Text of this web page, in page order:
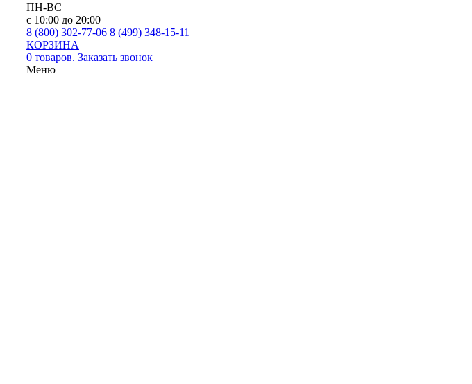
ПН-ВС
с 10:00 до 20:00
8 (800) 302-77-06 8 (499) 348-15-11
КОРЗИНА
0 товаров. Заказать звонок
Меню